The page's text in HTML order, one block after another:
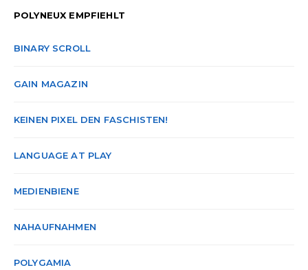
POLYNEUX EMPFIEHLT
BINARY SCROLL
GAIN MAGAZIN
KEINEN PIXEL DEN FASCHISTEN!
LANGUAGE AT PLAY
MEDIENBIENE
NAHAUFNAHMEN
POLYGAMIA